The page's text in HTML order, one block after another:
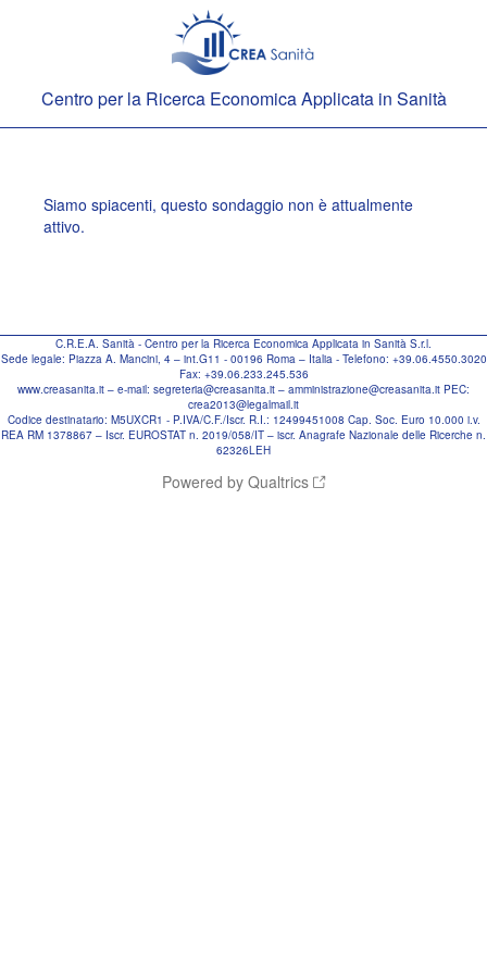
Centro per la Ricerca Economica Applicata in Sanità
Siamo spiacenti, questo sondaggio non è attualmente
attivo.
C.R.E.A. Sanità - Centro per la Ricerca Economica Applicata in Sanità S.r.l.
Sede legale: Piazza A. Mancini, 4 – int.G11 - 00196 Roma – Italia - Telefono: +39.06.4550.3020
Fax: +39.06.233.245.536
www.creasanita.it – e-mail: segreteria@creasanita.it – amministrazione@creasanita.it PEC:
crea2013@legalmail.it
Codice destinatario: M5UXCR1 - P.IVA/C.F./Iscr. R.I.: 12499451008 Cap. Soc. Euro 10.000 i.v.
REA RM 1378867 – Iscr. EUROSTAT n. 2019/058/IT – iscr. Anagrafe Nazionale delle Ricerche n.
62326LEH
Powered by Qualtrics